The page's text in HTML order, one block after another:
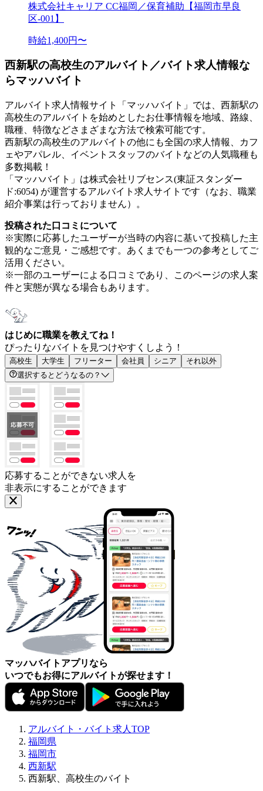
株式会社キャリア CC福岡／保育補助【福岡市早良
区-001】
時給1,400円〜
西新駅の高校生のアルバイト／バイト求人情報な
らマッハバイト
アルバイト求人情報サイト「マッハバイト」では、西新駅の
高校生のアルバイトを始めとしたお仕事情報を地域、路線、
職種、特徴などさまざまな方法で検索可能です。
西新駅の高校生のアルバイトの他にも全国の求人情報、カフ
ェやアパレル、イベントスタッフのバイトなどの人気職種も
多数掲載！
「マッハバイト」は株式会社リブセンス(東証スタンダー
ド:6054) が運営するアルバイト求人サイトです（なお、職業
紹介事業は行っておりません）。
投稿された口コミについて
※実際に応募したユーザーが当時の内容に基いて投稿した主
観的なご意見・ご感想です。あくまでも一つの参考としてご
活用ください。
※一部のユーザーによる口コミであり、このページの求人案
件と実態が異なる場合もあります。
はじめに職業を教えてね！
ぴったりなバイトを見つけやすくしよう！
高校生 大学生 フリーター 会社員 シニア
それ以外
選択するとどうなるの？
応募することができない求人を
非表示にすることができます
マッハバイトアプリなら
いつでもお得にアルバイトが探せます！
アルバイト・バイト求人TOP
福岡県
福岡市
西新駅
西新駅、高校生のバイト